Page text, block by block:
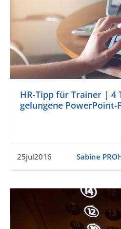
HR-Tipp für Trainer | 4
gelungene PowerPoint-
25jul2016 Sabine